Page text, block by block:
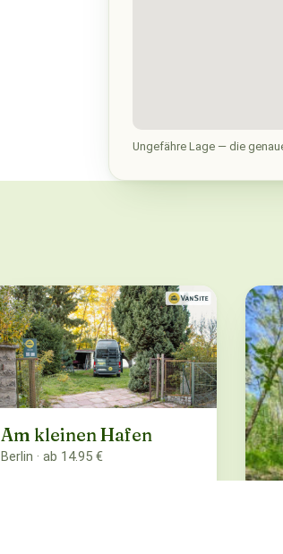
Ungefähre Lage — die
Am kleinen Hafen
Berlin · ab 14.95 €